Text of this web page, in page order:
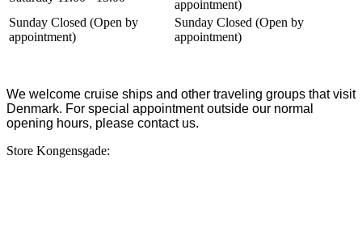
appointment)
Sunday Closed (Open by
appointment)
Sunday Closed (Open by
appointment)
We welcome cruise ships and other traveling groups that visit
Denmark. For special appointment outside our normal
opening hours, please contact us.
Store Kongensgade: